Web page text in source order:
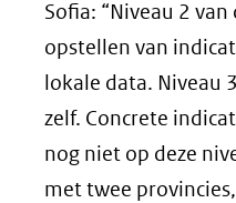
Sofia: “Niveau 2
opstellen van
lokale data. Niveau
zelf. Concrete
nog niet op deze
met twee